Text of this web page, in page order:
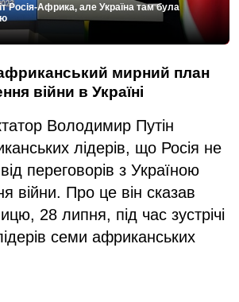
Росія-Африка, але Україна там була
мирний план
війни в Україні
Володимир Путін
лідерів, що Росія не
переговорів з Україною
війни. Про це він сказав
28 липня, під час зустрічі
семи африканських